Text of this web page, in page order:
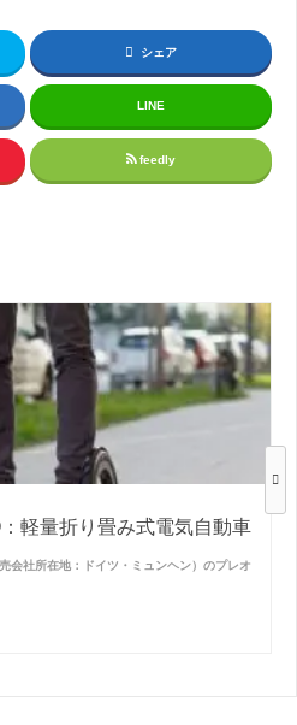
シェア
LINE
feedly
軽量折り畳み式電気自動車
会社所在地：ドイツ・ミュンヘン）のプレオ